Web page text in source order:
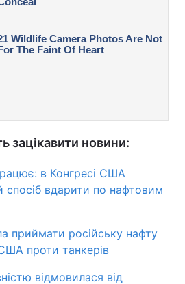
зацікавити новини:
в Конгресі США
спосіб вдарити по нафтовим
приймати російську нафту
проти танкерів
відмовилася від